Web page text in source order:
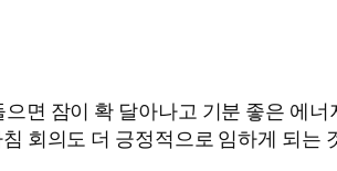
면 잠이 확 달아나고 기분 좋은 에
회의도 더 긍정적으로 임하게 되는